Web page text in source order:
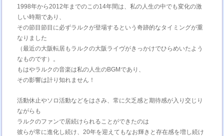
1998年から2012年までのこの14年間は、私の人生の中でも変化の激
しい時期であり、
その節目節目に必ずラルクが登場するという奇跡的なタイミングが重
なりました
（最近の大阪転居もラルクの大阪ライヴがきっかけでひらめいたよう
なものです）。
もはやラルクの音楽は私の人生のBGMであり、
その影響は計り知れません！
活動休止やソロ活動などをはさみ、常に欠乏感と期待感が入り交じり
ながらも
ラルクのファンで居続けられることができたのは
彼らが常に進化し続け、20年を迎えてもなお輝きと存在感を増し続け